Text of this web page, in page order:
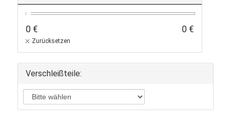
0 € 0 €
Zurücksetzen
Verschleißteile: